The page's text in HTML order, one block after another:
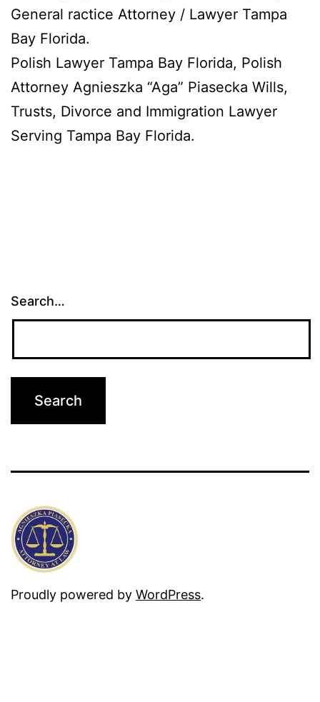
General ractice Attorney / Lawyer Tampa
Bay Florida.
Polish Lawyer Tampa Bay Florida, Polish
Attorney Agnieszka “Aga” Piasecka Wills,
Trusts, Divorce and Immigration Lawyer
Serving Tampa Bay Florida.
Search…
Proudly powered by WordPress.